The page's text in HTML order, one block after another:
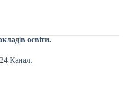
освіти.
Канал.